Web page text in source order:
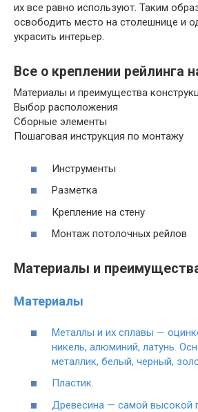
их все равно используют. Таким
освободить место на столешнице и
украсить интерьер.
Все о креплении рейлинга
Материалы и преимущества
Выбор расположения
Сборные элементы
Пошаговая инструкция по монтажу
Инструменты
Разметка
Крепление на стену
Монтаж потолочных рейлов
Материалы и
Материалы
Металлы и их сплавы —
никель, алюминий, латунь.
металлик, белый, черный,
Пластик.
Древесина — самой высокой